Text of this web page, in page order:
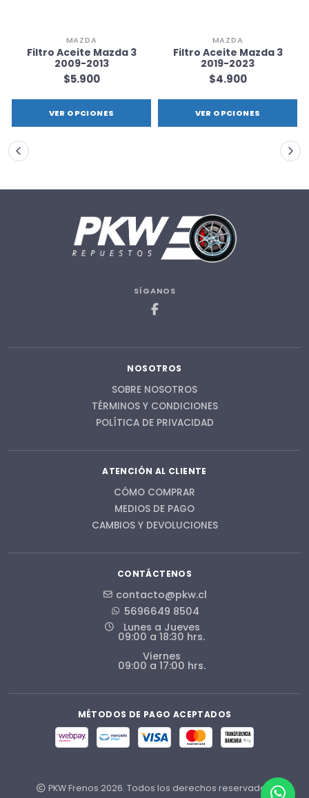
MAZDA
Filtro Aceite Mazda 3
2009-2013
$5.900
VER OPCIONES
MAZDA
Filtro Aceite Mazda 3
2019-2023
$4.900
VER OPCIONES
SÍGANOS
NOSOTROS
SOBRE NOSOTROS
TÉRMINOS Y CONDICIONES
POLÍTICA DE PRIVACIDAD
ATENCIÓN AL CLIENTE
CÓMO COMPRAR
MEDIOS DE PAGO
CAMBIOS Y DEVOLUCIONES
CONTÁCTENOS
contacto@pkw.cl
5696649 8504
Lunes a Jueves
09:00 a 18:30 hrs.
Viernes
09:00 a 17:00 hrs.
MÉTODOS DE PAGO ACEPTADOS
PKW Frenos 2026. Todos los derechos reservados.